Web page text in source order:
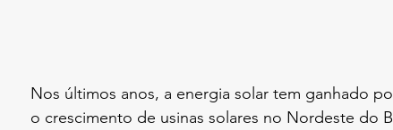
Nos últimos anos, a energia solar tem ganhado
o crescimento de usinas solares no Nordeste do